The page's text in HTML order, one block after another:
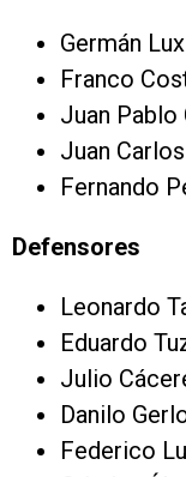
Germán Lux
Franco
Juan Pablo
Juan
Fernando
Defensores
Leonardo
Eduardo
Julio
Danilo
Federico